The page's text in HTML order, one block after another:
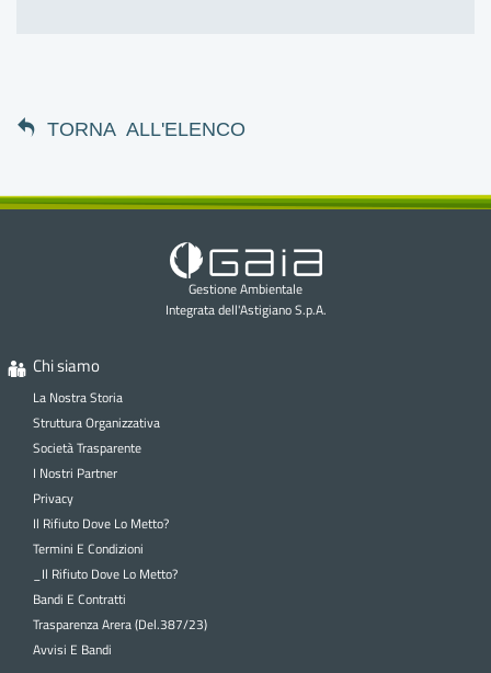
TORNA ALL'ELENCO
Gestione Ambientale
Integrata dell'Astigiano S.p.A.
Chi siamo
La Nostra Storia
Struttura Organizzativa
Società Trasparente
I Nostri Partner
Privacy
Il Rifiuto Dove Lo Metto?
Termini E Condizioni
_Il Rifiuto Dove Lo Metto?
Bandi E Contratti
Trasparenza Arera (Del.387/23)
Avvisi E Bandi